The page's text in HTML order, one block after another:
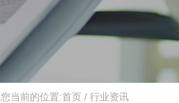
您当前的位置:首页 / 行业资讯